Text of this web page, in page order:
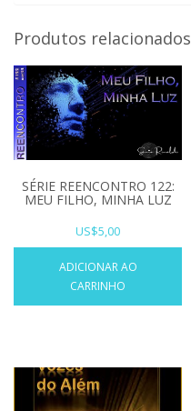
Produtos relacionados
SÉRIE REENCONTRO 122:
MEU FILHO, MINHA LUZ
US$5,00
ADICIONAR AO
CARRINHO